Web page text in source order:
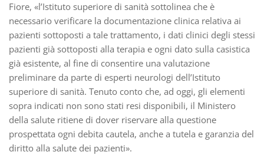
Fiore, «l’Istituto superiore di sanità sottolinea che è
necessario verificare la documentazione clinica relativa ai
pazienti sottoposti a tale trattamento, i dati clinici degli stessi
pazienti già sottoposti alla terapia e ogni dato sulla casistica
già esistente, al fine di consentire una valutazione
preliminare da parte di esperti neurologi dell’Istituto
superiore di sanità. Tenuto conto che, ad oggi, gli elementi
sopra indicati non sono stati resi disponibili, il Ministero
della salute ritiene di dover riservare alla questione
prospettata ogni debita cautela, anche a tutela e garanzia del
diritto alla salute dei pazienti».